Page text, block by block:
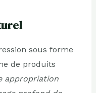
sous forme
de produits
appropriation